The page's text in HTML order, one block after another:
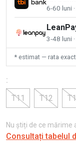
6-60 luni
3-48 luni
* estimat — rata
:
T11
T12
Nu știți de ce mărime
Consultați tabelul